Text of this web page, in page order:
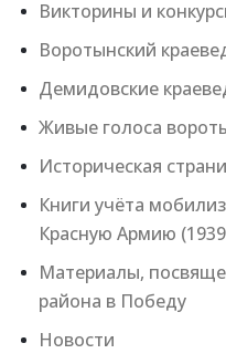
Викторины и
Воротынский
Демидовские
Живые голоса
Историческая
Книги учёта
Красную Армию
Материалы,
района в Победу
Новости